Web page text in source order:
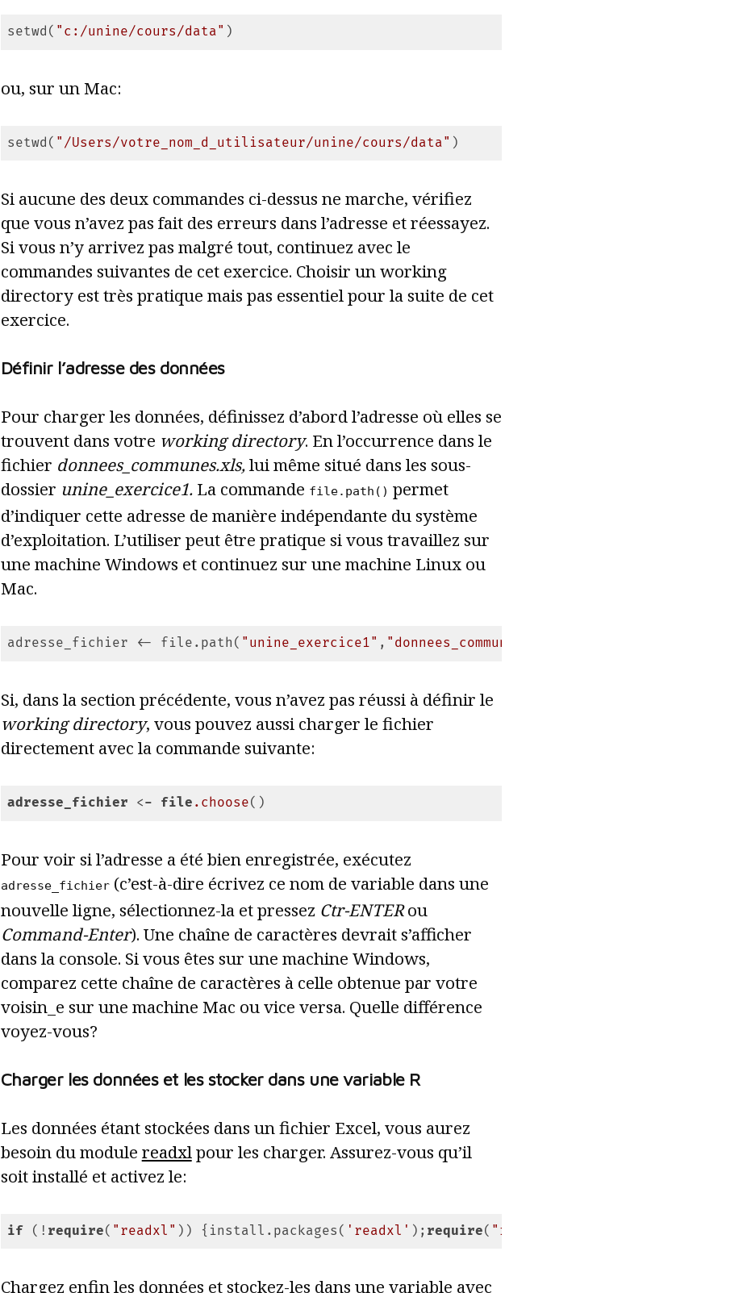
setwd( "c:/unine/cours/data" )
ou, sur un Mac:
setwd( "/Users/votre_nom_d_utilisateur/unine/cours/data" )
Si aucune des deux commandes ci-dessus ne marche, vérifiez
que vous n’avez pas fait des erreurs dans l’adresse et réessayez.
Si vous n’y arrivez pas malgré tout, continuez avec le
commandes suivantes de cet exercice. Choisir un working
directory est très pratique mais pas essentiel pour la suite de cet
exercice.
Définir l’adresse des données
Pour charger les données, définissez d’abord l’adresse où elles se
trouvent dans votre working directory. En l’occurrence dans le
fichier donnees_communes.xls,lui même situé dans les sous-
dossier unine_exercice1.La commande file.path() permet
d’indiquer cette adresse de manière indépendante du système
d’exploitation. L’utiliser peut être pratique si vous travaillez sur
une machine Windows et continuez sur une machine Linux ou
Mac.
adresse_fichier <- file.path( "unine_exercice1" , "donnees_communes.xls"
Si, dans la section précédente, vous n’avez pas réussi à définir le
working directory, vous pouvez aussi charger le fichier
directement avec la commande suivante:
adresse_fichier <- file .choose()
Pour voir si l’adresse a été bien enregistrée, exécutez
adresse_fichier(c’est-à-dire écrivez ce nom de variable dans une
nouvelle ligne, sélectionnez-la et pressez Ctr-ENTERou
Command-Enter). Une chaîne de caractères devrait s’afficher
dans la console. Si vous êtes sur une machine Windows,
comparez cette chaîne de caractères à celle obtenue par votre
voisin_e sur une machine Mac ou vice versa. Quelle différence
voyez-vous?
Charger les données et les stocker dans une variable R
Les données étant stockées dans un fichier Excel, vous aurez
besoin du module readxlpour les charger. Assurez-vous qu’il
soit installé et activez le:
if (! require( "readxl" )) {install.packages( 'readxl' ); require( "readxl"
Chargez enfin les données et stockez-les dans une variable avec